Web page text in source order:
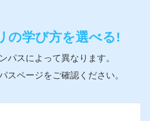
の学び方を選べる!
パスによって異なります。
スページをご確認ください。